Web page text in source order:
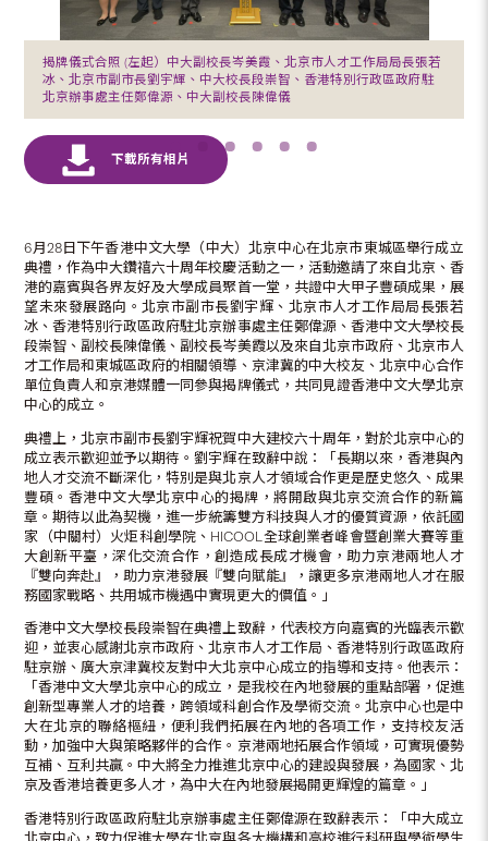
揭牌儀式合照 (左起）中大副校長岑美霞、北京市人才工作局局長張若
冰、北京市副市長劉宇輝、中大校長段崇智、香港特別行政區政府駐
北京辦事處主任鄭偉源、中大副校長陳偉儀
6月28日下午香港中文大學（中大）北京中心在北京市東城區舉行成立
典禮，作為中大鑽禧六十周年校慶活動之一，活動邀請了來自北京、香
港的嘉賓與各界友好及大學成員聚首一堂，共證中大甲子豐碩成果，展
望未來發展路向。北京市副市長劉宇輝、北京市人才工作局局長張若
冰、香港特別行政區政府駐北京辦事處主任鄭偉源、香港中文大學校長
段崇智、副校長陳偉儀、副校長岑美霞以及來自北京市政府、北京市人
才工作局和東城區政府的相關領導、京津冀的中大校友、北京中心合作
單位負責人和京港媒體一同參與揭牌儀式，共同見證香港中文大學北京
中心的成立。
典禮上，北京市副市長劉宇輝祝賀中大建校六十周年，對於北京中心的
成立表示歡迎並予以期待。劉宇輝在致辭中說：「長期以來，香港與內
地人才交流不斷深化，特別是與北京人才領域合作更是歷史悠久、成果
豐碩。香港中文大學北京中心的揭牌，將開啟與北京交流合作的新篇
章。期待以此為契機，進一步統籌雙方科技與人才的優質資源，依託國
家（中關村）火炬科創學院、HICOOL全球創業者峰會暨創業大賽等重
大創新平臺，深化交流合作，創造成長成才機會，助力京港兩地人才
『雙向奔赴』，助力京港發展『雙向賦能』，讓更多京港兩地人才在服
務國家戰略、共用城市機遇中實現更大的價值。」
香港中文大學校長段崇智在典禮上致辭，代表校方向嘉賓的光臨表示歡
迎，並衷心感謝北京市政府、北京市人才工作局、香港特別行政區政府
駐京辦、廣大京津冀校友對中大北京中心成立的指導和支持。他表示：
「香港中文大學北京中心的成立，是我校在內地發展的重點部署，促進
創新型專業人才的培養，跨領域科創合作及學術交流。北京中心也是中
大在北京的聯絡樞紐，便利我們拓展在內地的各項工作，支持校友活
動，加強中大與策略夥伴的合作。京港兩地拓展合作領域，可實現優勢
互補、互利共贏。中大將全力推進北京中心的建設與發展，為國家、北
京及香港培養更多人才，為中大在內地發展揭開更輝煌的篇章。」
香港特別行政區政府駐北京辦事處主任鄭偉源在致辭表示：「中大成立